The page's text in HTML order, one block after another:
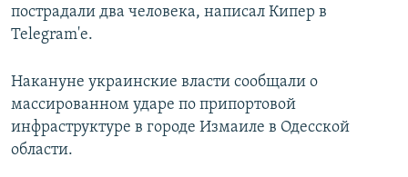
пострадали два человека, написал Кипер в
Telegram'е.
Накануне украинские власти сообщали о
массированном ударе по припортовой
инфраструктуре в городе Измаиле в Одесской
области.